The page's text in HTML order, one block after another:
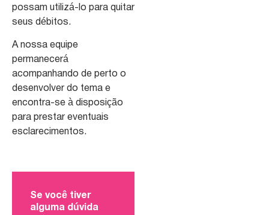
possam utilizá-lo para quitar
seus débitos.
A nossa equipe
permanecerá
acompanhando de perto o
desenvolver do tema e
encontra-se à disposição
para prestar eventuais
esclarecimentos.
Se você tiver
alguma dúvida